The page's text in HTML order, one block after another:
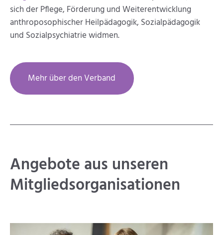
sich der Pflege, Förderung und Weiterentwicklung
anthroposophischer Heilpädagogik, Sozialpädagogik
und Sozialpsychiatrie widmen.
Mehr über den Verband
Angebote ­aus unseren
Mitglieds­organisationen